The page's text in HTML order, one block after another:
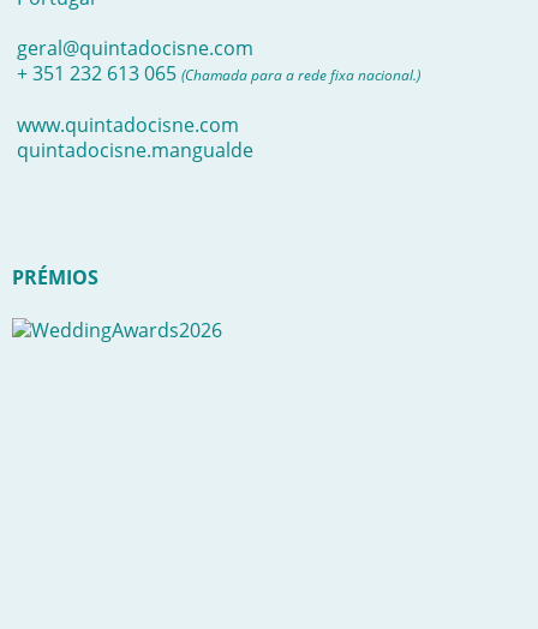
geral@quintadocisne.com
+ 351 232 613 065 (Chamada para a rede fixa nacional.)
www.quintadocisne.com
quintadocisne.mangualde
PRÉMIOS